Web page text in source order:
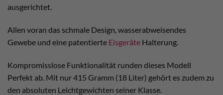
ausgerichtet.
Allen voran das schmale Design, wasserabweisendes
Gewebe und eine patentierte Eisgeräte Halterung.
Kompromisslose Funktionalität runden dieses Modell
Perfekt ab. Mit nur 415 Gramm (18 Liter) gehört es zudem zu
den absoluten Leichtgewichten seiner Klasse.